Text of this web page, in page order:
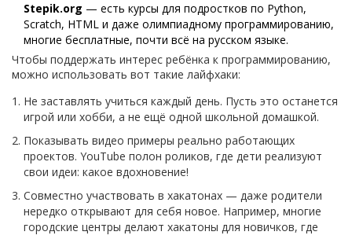
Stepik.org — есть курсы для подростков по Python,
Scratch, HTML и даже олимпиадному программированию,
многие бесплатные, почти всё на русском языке.
Чтобы поддержать интерес ребёнка к программированию,
можно использовать вот такие лайфхаки:
Не заставлять учиться каждый день. Пусть это останется
игрой или хобби, а не ещё одной школьной домашкой.
Показывать видео примеры реально работающих
проектов. YouTube полон роликов, где дети реализуют
свои идеи: какое вдохновение!
Совместно участвовать в хакатонах — даже родители
нередко открывают для себя новое. Например, многие
городские центры делают хакатоны для новичков, где